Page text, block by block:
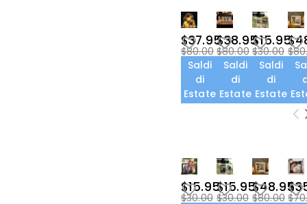
$37.95
$80.00
Saldi
di
Estate
$38.95
$80.00
Saldi
di
Estate
$15.95
$30.00
Saldi
di
Estate
$15.95
$30.00
$15.95
$30.00
$48.95
$80.00